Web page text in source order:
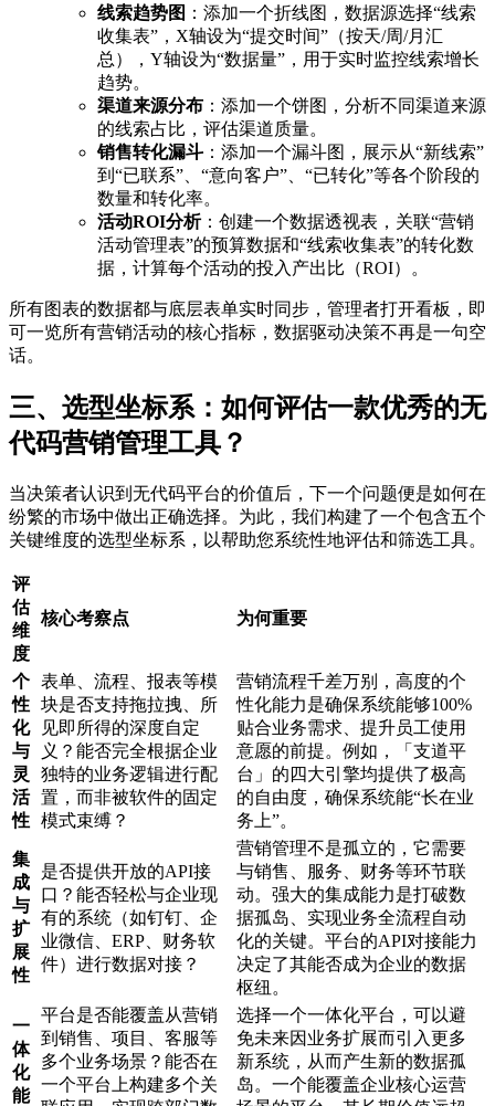
线索趋势图 ：添加一个折线图，数据源选择“线索
收集表”，X轴设为“提交时间”（按天/周/月汇
总），Y轴设为“数据量”，用于实时监控线索增长
趋势。
渠道来源分布 ：添加一个饼图，分析不同渠道来源
的线索占比，评估渠道质量。
销售转化漏斗 ：添加一个漏斗图，展示从“新线索”
到“已联系”、“意向客户”、“已转化”等各个阶段的
数量和转化率。
活动ROI分析：创建一个数据透视表，关联“营销
活动管理表”的预算数据和“线索收集表”的转化数
据，计算每个活动的投入产出比（ROI）。
所有图表的数据都与底层表单实时同步，管理者打开看板，即
可一览所有营销活动的核心指标，数据驱动决策不再是一句空
话。
三、选型坐标系：如何评估一款优秀的无
代码营销管理工具？
当决策者认识到无代码平台的价值后，下一个问题便是如何在
纷繁的市场中做出正确选择。为此，我们构建了一个包含五个
关键维度的选型坐标系，以帮助您系统性地评估和筛选工具。
评
估
维
度
核心考察点 为何重要
个
性
化
与
灵
活
性
表单、流程、报表等模
块是否支持拖拉拽、所
见即所得的深度自定
义？能否完全根据企业
独特的业务逻辑进行配
置，而非被软件的固定
模式束缚？
营销流程千差万别，高度的个
性化能力是确保系统能够100%
贴合业务需求、提升员工使用
意愿的前提。例如，「支道平
台」的四大引擎均提供了极高
的自由度，确保系统能“长在业
务上”。
集
成
与
扩
展
性
是否提供开放的API接
口？能否轻松与企业现
有的系统（如钉钉、企
业微信、ERP、财务软
件）进行数据对接？
营销管理不是孤立的，它需要
与销售、服务、财务等环节联
动。强大的集成能力是打破数
据孤岛、实现业务全流程自动
化的关键。平台的API对接能力
决定了其能否成为企业的数据
枢纽。
一
体
化
能
平台是否能覆盖从营销
到销售、项目、客服等
多个业务场景？能否在
一个平台上构建多个关
选择一个一体化平台，可以避
免未来因业务扩展而引入更多
新系统，从而产生新的数据孤
岛。一个能覆盖企业核心运营